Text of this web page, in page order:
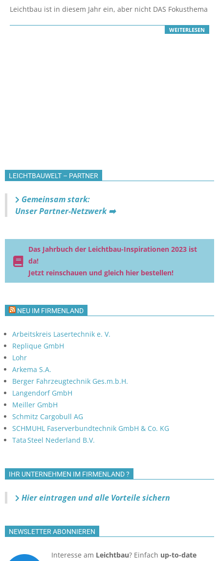
10-
Leichtbau ist in diesem Jahr ein, aber nicht DAS Fokusthema
WEITERLESEN
LEICHTBAUWELT – PARTNER
Gemeinsam stark:
Unser Partner-Netzwerk ➡️
Das Jahrbuch der Leichtbau-Inspirationen 2023 ist
da!
Jetzt reinschauen und gleich hier bestellen!
NEU IM FIRMENLAND
Arbeitskreis Lasertechnik e. V.
Replique GmbH
Lohr
Arkema S.A.
Berger Fahrzeugtechnik Ges.m.b.H.
Langendorf GmbH
Meiller GmbH
Schmitz Cargobull AG
SCHMUHL Faserverbundtechnik GmbH & Co. KG
Tata Steel Nederland B.V.
IHR UNTERNEHMEN IM FIRMENLAND ?
Hier eintragen und alle Vorteile sichern
NEWSLETTER ABONNIEREN
Interesse am Leichtbau? Einfach up-to-date